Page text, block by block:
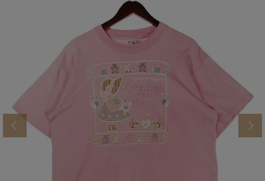
マイページ
ご利用ガイド International Shipping
ブランドから探す スタッフコーディネート